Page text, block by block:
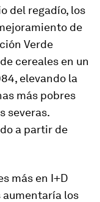
del regadío, los
de
Verde
cereales en un
elevando la
más pobres
severas.
a partir de
más en I+D
aumentaría los